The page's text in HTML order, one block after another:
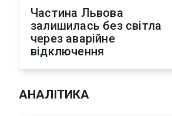
Частина Львова
залишилась без світла
через аварійне
відключення
АНАЛІТИКА